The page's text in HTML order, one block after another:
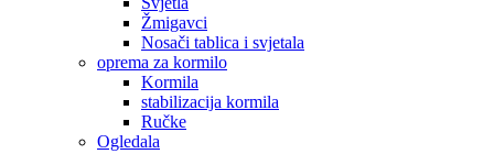
Žmigavci
Nosači tablica i svjetala
oprema za kormilo
Kormila
stabilizacija kormila
Ručke
Ogledala